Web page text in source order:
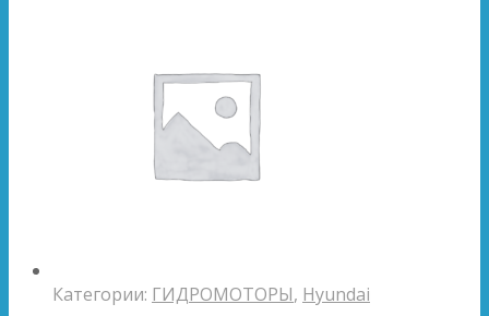
Категории: ГИДРОМОТОРЫ, Hyundai